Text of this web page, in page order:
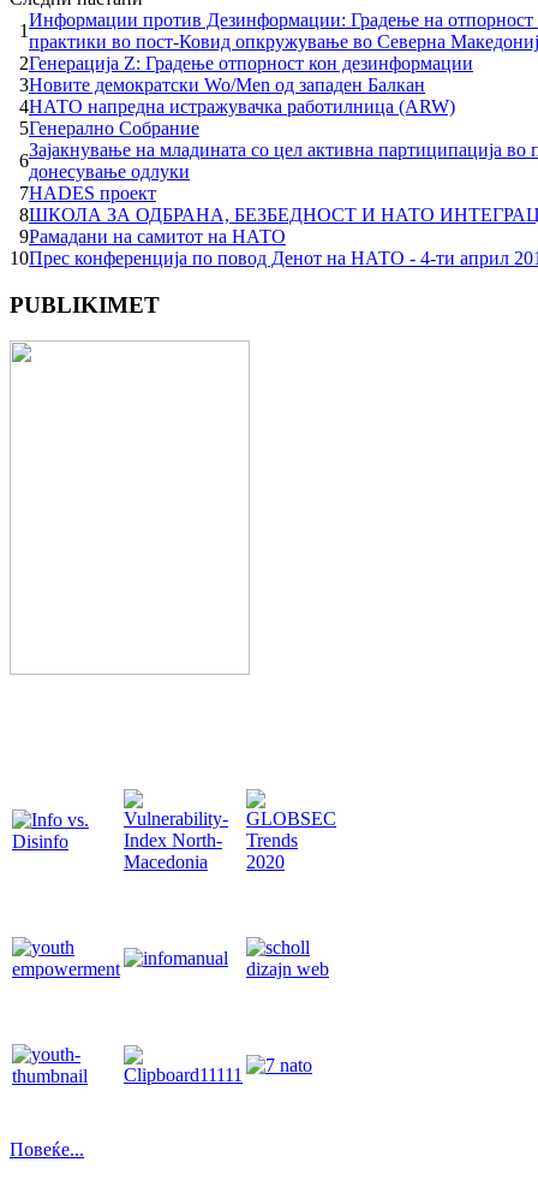
1
Информации против Дезинформации: Градење на отпорност
практики во пост-Ковид опкружување во Северна
2Генерација Z: Градење отпорност кон дезинформации
3Новите демократски Wo/Men од западен Балкан
4НАТО напредна истражувачка работилница (ARW)
5Генерално Собрание
6
Зајакнување на младината со цел активна партиципација во
донесување одлуки
7HADES проект
8ШКОЛА ЗА ОДБРАНА, БЕЗБЕДНОСТ И НАТО
9Рамадани на самитот на НАТО
10Прес конференција по повод Денот на НАТО - 4-ти април
PUBLIKIMET
Повеќе...